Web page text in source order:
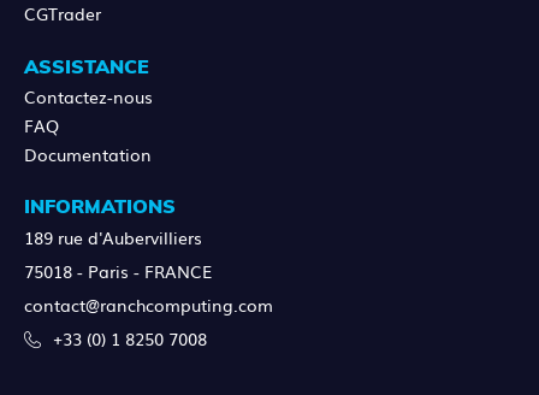
CGTrader
ASSISTANCE
Contactez-nous
FAQ
Documentation
INFORMATIONS
189 rue d'Aubervilliers
75018 - Paris - FRANCE
contact@ranchcomputing.com
+33 (0) 1 8250 7008